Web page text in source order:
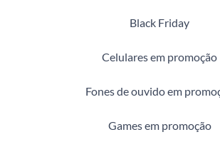
Black Friday
Celulares em promoção
Fones de ouvido em
Games em promoção